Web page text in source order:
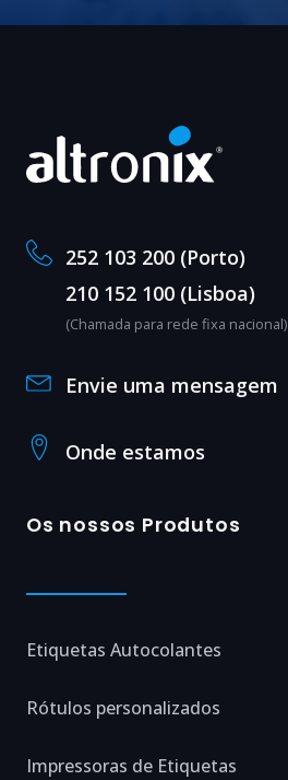
252 103 200 (Porto)
210 152 100 (Lisboa)
(Chamada para rede fixa nacional)
Envie uma mensagem
Onde estamos
Os nossos Produtos
Etiquetas Autocolantes
Rótulos personalizados
Impressoras de Etiquetas